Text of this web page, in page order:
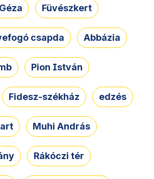
Füvészkert
csapda Abbázia
Pion István
Fidesz-székház edzés
Muhi András
Rákóczi tér